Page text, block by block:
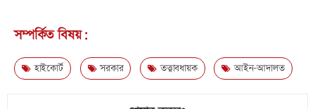
সম্পর্কিত বিষয়:
হাইকোর্ট সরকার তত্ত্বাবধায়ক আইন-আদালত